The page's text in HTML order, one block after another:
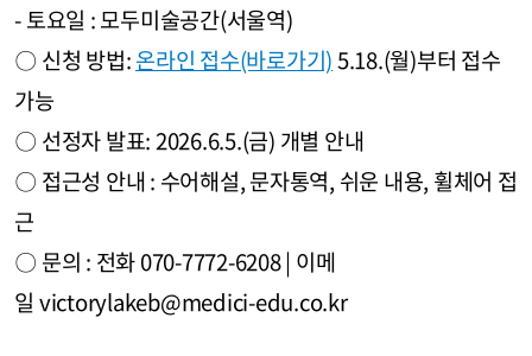
- 토요일 : 모두미술공간(서울역)
〇 신청 방법:온라인 접수(바로가기)5.18.(월)부터 접수
가능
〇 선정자 발표: 2026.6.5.(금) 개별 안내
〇 접근성 안내 : 수어해설, 문자통역, 쉬운 내용, 휠체어 접
근
〇 문의 : 전화 070-7772-6208 | 이메
일 victorylakeb@medici-edu.co.kr